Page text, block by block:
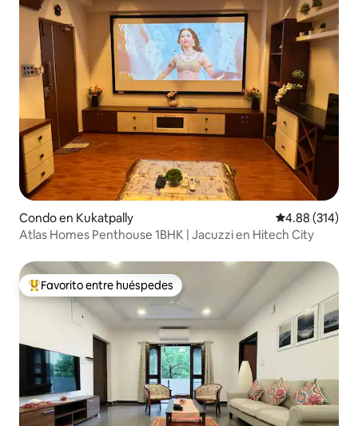
Condo en Kukatpally Calificación
4.88 (314)
Atlas Homes Penthouse 1BHK | Jacuzzi en Hitech City
Favorito entre huéspedes preferido
Favorito entre huéspedes